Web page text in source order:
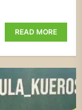
READ MORE